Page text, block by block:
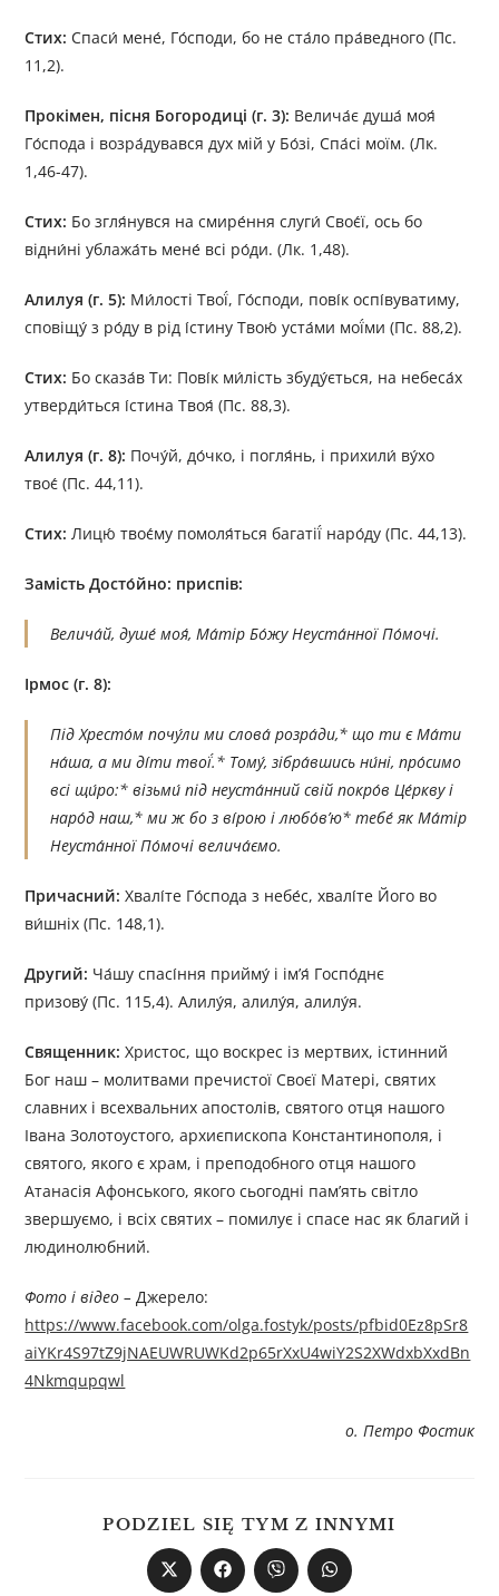
Стих: Спаси́ мене́, Го́споди, бо не ста́ло пра́ведного (Пс.
11,2).
Прокімен, пісня Богородиці (г. 3): Велича́є душа́ моя́
Го́спода і возра́дувався дух мій у Бо́зі, Спа́сі моїм. (Лк.
1,46-47).
Стих: Бо згля́нувся на смире́ння слуги́ Своє́ї, ось бо
відни́ні ублажа́ть мене́ всі ро́ди. (Лк. 1,48).
Алилуя (г. 5): Ми́лості Твої́, Го́споди, пові́к оспі́вуватиму,
сповіщу́ з ро́ду в рід і́стину Твою́ уста́ми мої́ми (Пс. 88,2).
Стих: Бо сказа́в Ти: Пові́к ми́лість збуду́ється, на небеса́х
утверди́ться і́стина Твоя́ (Пс. 88,3).
Алилуя (г. 8): Почу́й, до́чко, і погля́нь, і прихили́ ву́хо
твоє́ (Пс. 44,11).
Стих: Лицю́ твоє́му помоля́ться багатії́ наро́ду (Пс. 44,13).
Замість Досто́йно: приспів:
Велича́й, душе́ моя́, Ма́тір Бо́жу Неуста́нної По́мочі.
Ірмос (г. 8):
Під Хресто́м почу́ли ми слова́ розра́ди,* що ти є Ма́ти
на́ша, а ми ді́ти твої́.* Тому́, зібра́вшись ни́ні, про́симо
всі щи́ро:* візьми́ під неуста́нний свій покро́в Це́ркву і
наро́д наш,* ми ж бо з ві́рою і любо́в’ю* тебе́ як Ма́тір
Неуста́нної По́мочі велича́ємо.
Причасний:Хвалі́те Го́спода з небе́с, хвалі́те Його во
ви́шніх (Пс. 148,1).
Другий: Ча́шу спасі́ння прийму́ і ім’я́ Госпо́днє
призову́ (Пс. 115,4). Алилу́я, алилу́я, алилу́я.
Священник: Христос, що воскрес із мертвих, істинний
Бог наш – молитвами пречистої Своєї Матері, святих
славних і всехвальних апостолів, святого отця нашого
Івана Золотоустого, архиєпископа Константинополя, і
святого, якого є храм, і преподобного отця нашого
Атанасія Афонського, якого сьогодні пам’ять світло
звершуємо, і всіх святих – помилує і спасе нас як благий і
людинолюбний.
Фото і відео – Джерелo:
https://www.facebook.com/olga.fostyk/posts/pfbid0Ez8pSr8
aiYKr4S97tZ9jNAEUWRUWKd2p65rXxU4wiY2S2XWdxbXxdBn
4Nkmqupqwl
о. Петро Фостик
PODZIEL SIĘ TYM Z INNYMI